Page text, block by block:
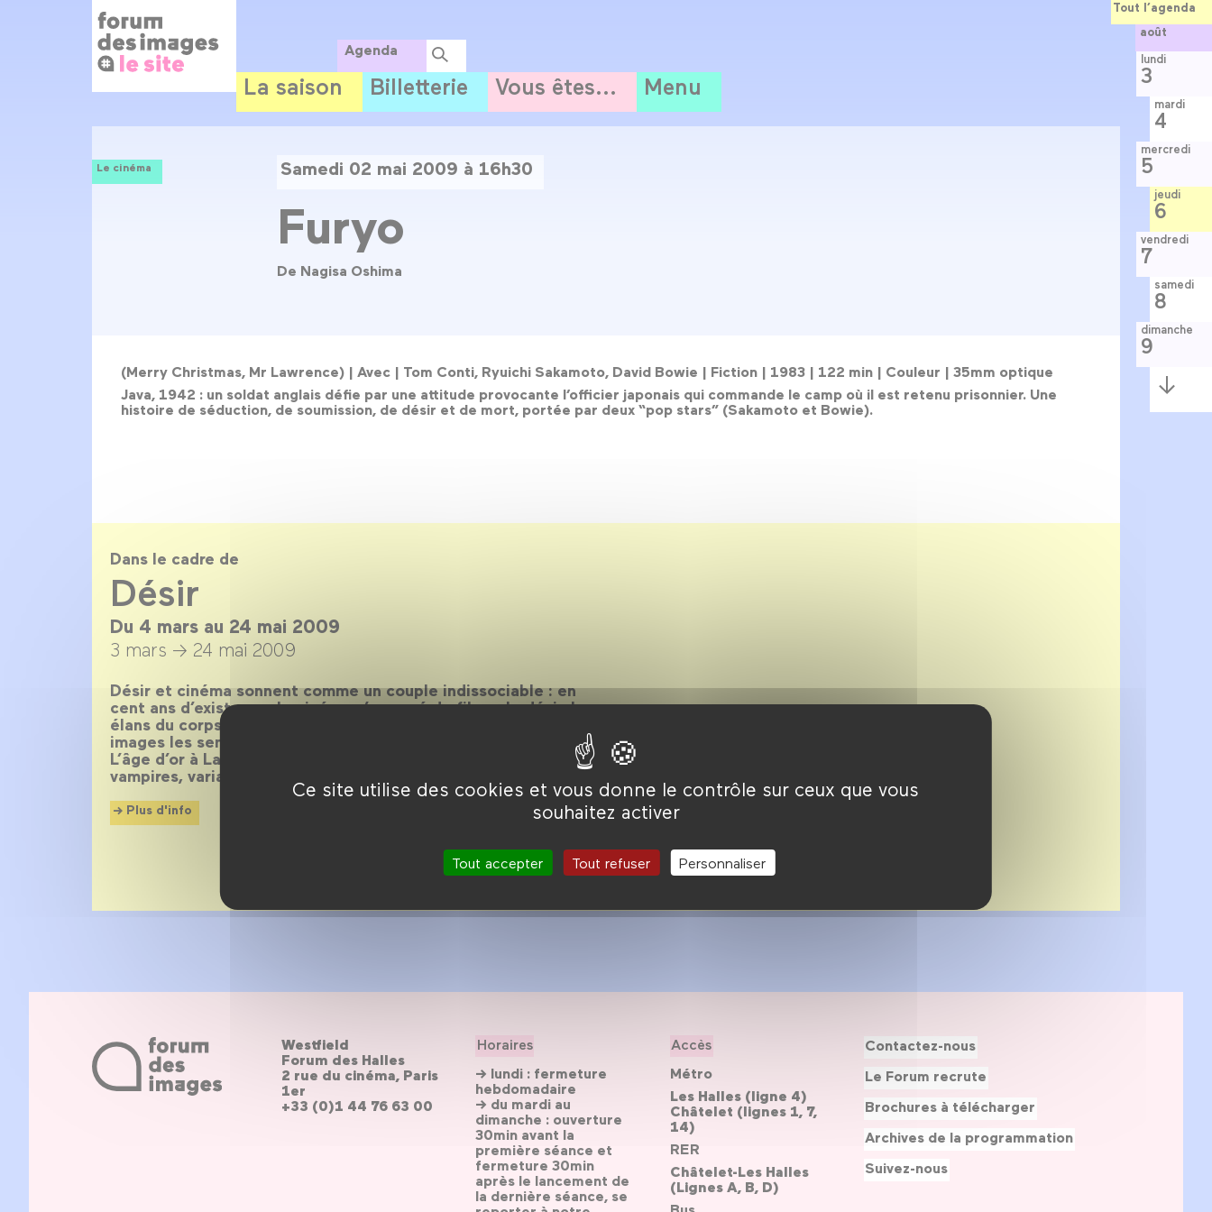
Ce site utilise des cookies et vous donne le contrôle sur ceux que vous
souhaitez activer
Tout accepter Tout refuser Personnaliser
Agenda
La saison Billetterie Vous êtes... Menu
Le cinéma Samedi 02 mai 2009 à 16h30
Furyo
De Nagisa Oshima
(Merry Christmas, Mr Lawrence) | Avec | Tom Conti, Ryuichi Sakamoto, David Bowie | Fiction | 1983 | 122 min | Couleur | 35mm optique
Java, 1942 : un soldat anglais défie par une attitude provocante l’officier japonais qui commande le camp où il est retenu prisonnier. Une
histoire de séduction, de soumission, de désir et de mort, portée par deux “pop stars” (Sakamoto et Bowie).
Dans le cadre de
Désir
Du 4 mars au 24 mai 2009
3 mars → 24 mai 2009
Désir et cinéma sonnent comme un couple indissociable : en
cent ans d’existence, le cinéma n’a cessé de filmer le désir, les
élans du corps, la quête de l’autre, et de mettre en scène et en
images les sentiments et les pulsions qui nous habitent. De
L’âge d’or à Lady Chatterley, des marivaudages aux films de
vampires, variations en 150 films sur le désir au cinéma.
Plus d'info
Tout l’agenda
août
lundi
3
mardi
4
mercredi
5
jeudi
6
vendredi
7
samedi
8
dimanche
9
Semaine
suivante
Westfield
Forum des Halles
2 rue du cinéma, Paris
1er
+33 (0)1 44 76 63 00
Horaires
→ lundi : fermeture
hebdomadaire
→ du mardi au
dimanche : ouverture
30min avant la
première séance et
fermeture 30min
après le lancement de
la dernière séance, se
Accès
Métro
Les Halles (ligne 4)
Châtelet (lignes 1, 7,
14)
RER
Châtelet-Les Halles
(Lignes A, B, D)
Contactez-nous
Le Forum recrute
Brochures à télécharger
Archives de la programmation
Suivez-nous